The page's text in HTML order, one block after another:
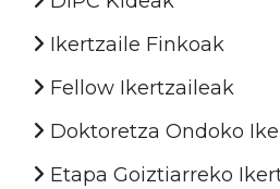
Ikertzaile Finkoak
Fellow Ikertzaileak
Doktoretza Ondoko
Etapa Goiztiarreko